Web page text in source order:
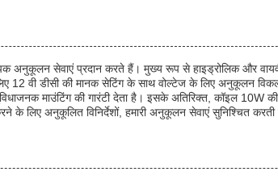
अनुकूलन सेवाएं प्रदान करते हैं। मुख्य रूप से हाइड्रोलिक और
12 वी डीसी की मानक सेटिंग के साथ वोल्टेज के लिए अनुकूलन
माउंटिंग की गारंटी देता है। इसके अतिरिक्त, कॉइल 10W
लिए अनुकूलित विनिर्देशों, हमारी अनुकूलन सेवाएं सुनिश्चित